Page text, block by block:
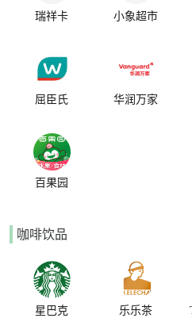
瑞祥卡 小象超市
屈臣氏 华润万家
百果园
咖啡饮品
星巴克 乐乐茶